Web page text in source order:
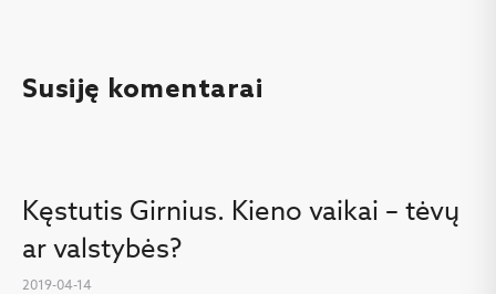
Susiję komentarai
Kęstutis Girnius. Kieno vaikai – tėvų
ar valstybės?
2019-04-14